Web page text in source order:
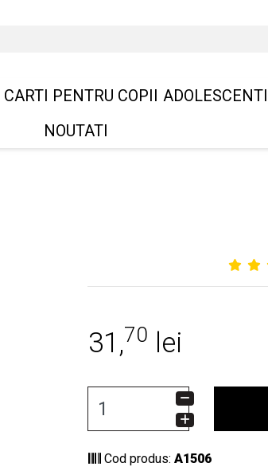
CARTI PENTRU COPII ADOLESCENTI
NOUTATI
31,70 lei
Cod produs: A1506